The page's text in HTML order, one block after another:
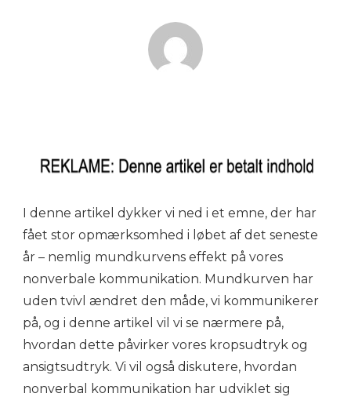
I denne artikel dykker vi ned i et emne, der har
fået stor opmærksomhed i løbet af det seneste
år – nemlig mundkurvens effekt på vores
nonverbale kommunikation. Mundkurven har
uden tvivl ændret den måde, vi kommunikerer
på, og i denne artikel vil vi se nærmere på,
hvordan dette påvirker vores kropsudtryk og
ansigtsudtryk. Vi vil også diskutere, hvordan
nonverbal kommunikation har udviklet sig